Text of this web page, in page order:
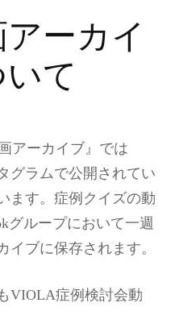
ーカイ
て
アーカイブ』では
グラムで公開されてい
ます。症例クイズの動
グループにおいて一週
イブに保存されます。
VIOLA症例検討会動